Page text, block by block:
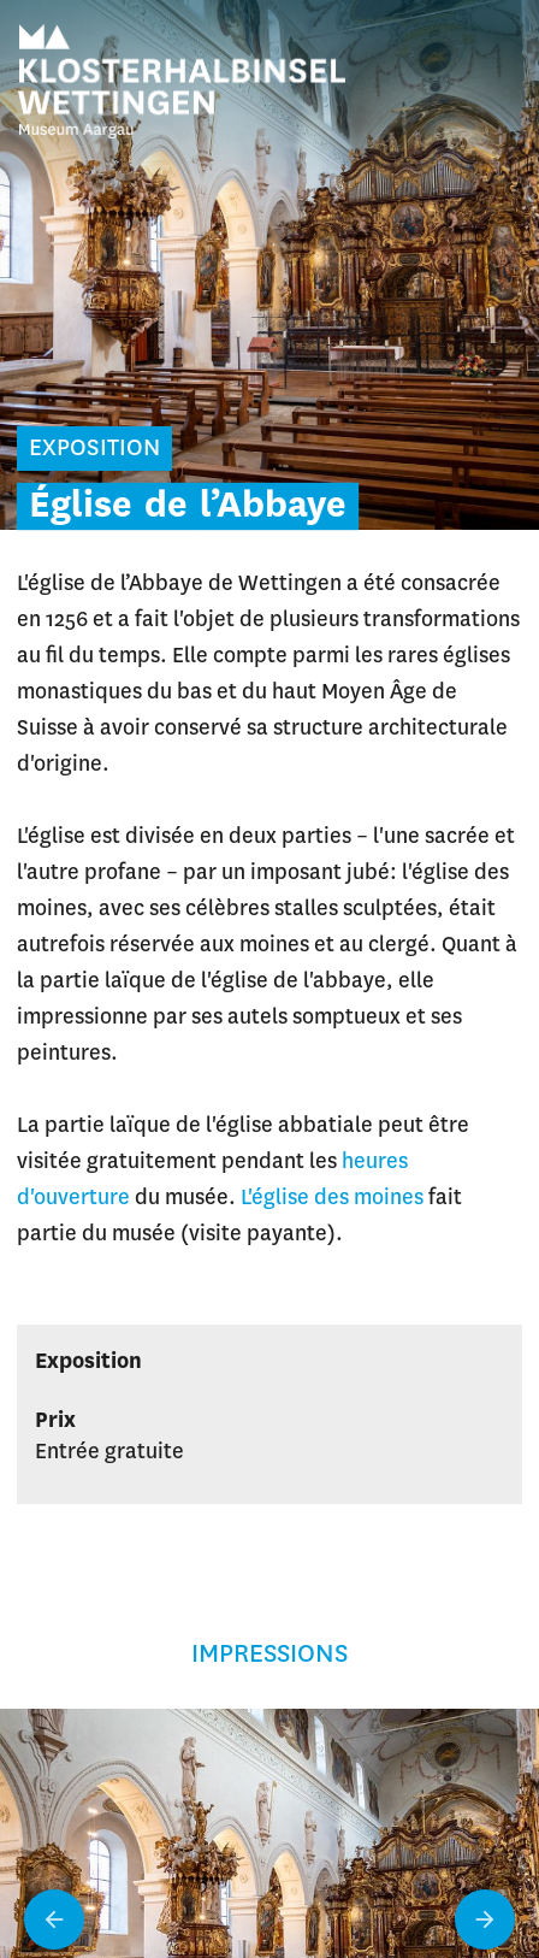
EXPOSITION
Église de l’Abbaye
L'église de l’Abbaye de Wettingen a été consacrée
en 1256 et a fait l'objet de plusieurs transformations
au fil du temps. Elle compte parmi les rares églises
monastiques du bas et du haut Moyen Âge de
Suisse à avoir conservé sa structure architecturale
d'origine.
L'église est divisée en deux parties – l'une sacrée et
l'autre profane – par un imposant jubé: l'église des
moines, avec ses célèbres stalles sculptées, était
autrefois réservée aux moines et au clergé. Quant à
la partie laïque de l'église de l'abbaye, elle
impressionne par ses autels somptueux et ses
peintures.
La partie laïque de l'église abbatiale peut être
visitée gratuitement pendant les heures
d'ouverture du musée. L'église des moines fait
partie du musée (visite payante).
Exposition
Prix
Entrée gratuite
IMPRESSIONS